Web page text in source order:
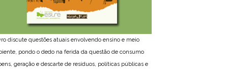
discute questões atuais envolvendo ensino e meio
pondo o dedo na ferida da questão de consumo
geração e descarte de resíduos, políticas públicas e